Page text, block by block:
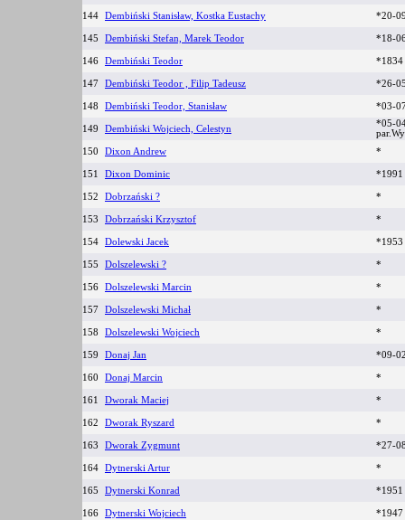
144 Dembiński Stanisław, Kostka Eustachy *20-
145 Dembiński Stefan, Marek Teodor *18-
146 Dembiński Teodor *1834
147 Dembiński Teodor , Filip Tadeusz *26-
148 Dembiński Teodor, Stanisław *03-
149 Dembiński Wojciech, Celestyn
*05-
150
Dixon Andrew *
151 Dixon Dominic *1991
152 Dobrzański ? *
153 Dobrzański Krzysztof *
154 Dolewski Jacek *1953
155 Dolszelewski ? *
156 Dolszelewski Marcin *
157 Dolszelewski Michał *
158 Dolszelewski Wojciech *
159 Donaj Jan *09-
160 Donaj Marcin *
161 Dworak Maciej *
162 Dworak Ryszard *
163 Dworak Zygmunt *27-
164 Dytnerski Artur *
165 Dytnerski Konrad *1951
166 Dytnerski Wojciech *1947